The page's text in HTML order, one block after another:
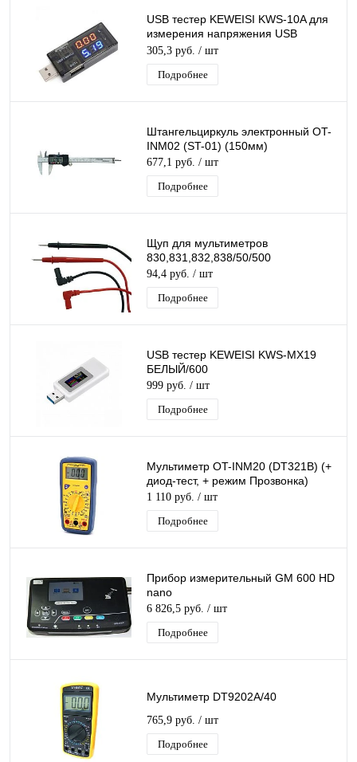
USB тестер KEWEISI KWS-10A для
измерения напряжения USB
портов, зарядных устройств,
Powerbank
305,3 руб. / шт
Подробнее
Штангельциркуль электронный OT-
INM02 (ST-01) (150мм)
677,1 руб. / шт
Подробнее
Щуп для мультиметров
830,831,832,838/50/500
94,4 руб. / шт
Подробнее
USB тестер KEWEISI KWS-MX19
БЕЛЫЙ/600
999 руб. / шт
Подробнее
Мультиметр OT-INM20 (DT321B) (+
диод-тест, + режим Прозвонка)
1 110 руб. / шт
Подробнее
Прибор измерительный GM 600 HD
nano
6 826,5 руб. / шт
Подробнее
Мультиметр DT9202A/40
765,9 руб. / шт
Подробнее